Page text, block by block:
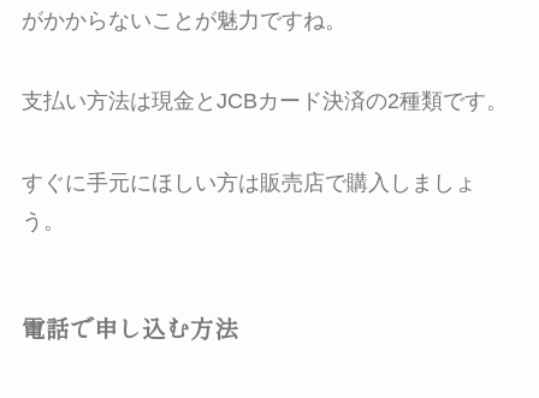
がかからないことが魅力ですね。
支払い方法は現金とJCBカード決済の2種類です。
すぐに手元にほしい方は販売店で購入しましょ
う。
電話で申し込む方法